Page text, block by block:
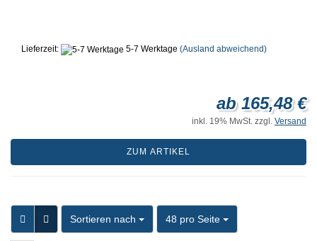
Lieferzeit: 5-7 Werktage (Ausland abweichend)
ab 165,48 €
inkl. 19% MwSt. zzgl. Versand
ZUM ARTIKEL
Sortieren nach
Sortieren nach 48 pro Seite
pro Seite